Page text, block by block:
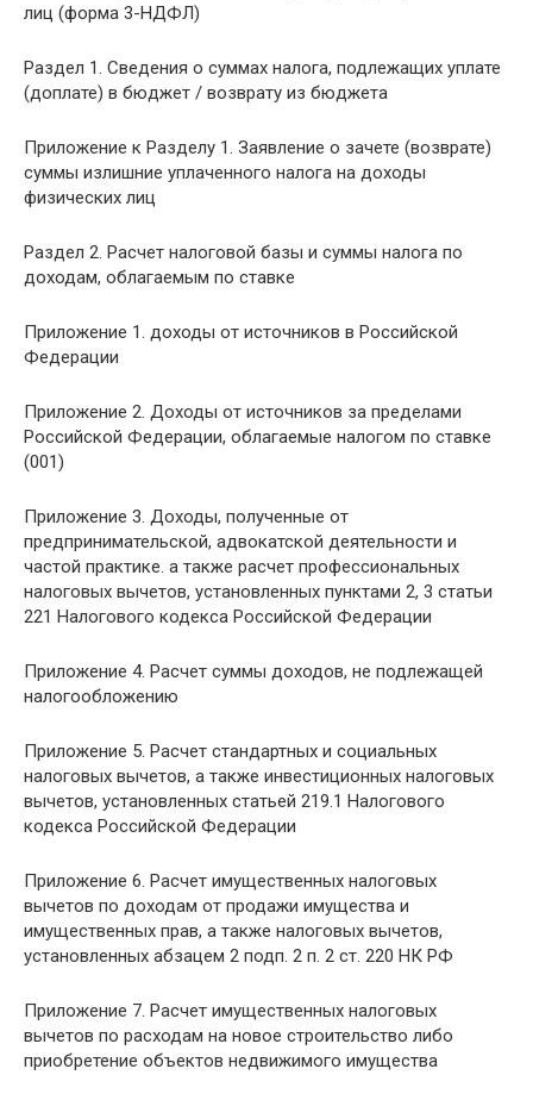
лиц (форма 3-НДФЛ)
Раздел 1. Сведения о суммах налога, подлежащих уплате
(доплате) в бюджет / возврату из бюджета
Приложение к Разделу 1. Заявление о зачете (возврате)
суммы излишние уплаченного налога на доходы
физических лиц
Раздел 2. Расчет налоговой базы и суммы налога по
доходам, облагаемым по ставке
Приложение 1. доходы от источников в Российской
Федерации
Приложение 2. Доходы от источников за пределами
Российской Федерации, облагаемые налогом по ставке
(001)
Приложение 3. Доходы, полученные от
предпринимательской, адвокатской деятельности и
частой практике. а также расчет профессиональных
налоговых вычетов, установленных пунктами 2, 3 статьи
221 Налогового кодекса Российской Федерации
Приложение 4. Расчет суммы доходов, не подлежащей
налогообложению
Приложение 5. Расчет стандартных и социальных
налоговых вычетов, а также инвестиционных налоговых
вычетов, установленных статьей 219.1 Налогового
кодекса Российской Федерации
Приложение 6. Расчет имущественных налоговых
вычетов по доходам от продажи имущества и
имущественных прав, а также налоговых вычетов,
установленных абзацем 2 подп. 2 п. 2 ст. 220 НК РФ
Приложение 7. Расчет имущественных налоговых
вычетов по расходам на новое строительство либо
приобретение объектов недвижимого имущества